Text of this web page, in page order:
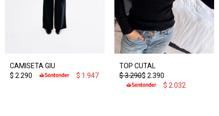
CAMISETA GIU
$ 2.290 $ 1.947
TOP CUTAL
$ 2.390
$3.290
$ 2.032